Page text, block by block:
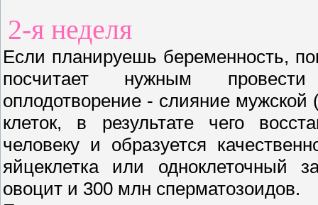
2-я неделя
Если планируешь беременность,
посчитает нужным провести
оплодотворение - слияние
клеток, в результате чего
человеку и образуется
яйцеклетка или одноклеточный
овоцит и 300 млн сперматозоидов.